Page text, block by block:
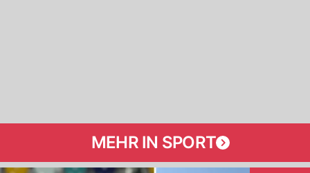
MEHR IN SPORT